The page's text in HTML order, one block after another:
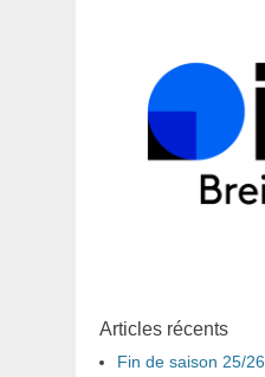
Articles récents
Fin de saison 25/26